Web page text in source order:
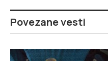
Povezane vesti